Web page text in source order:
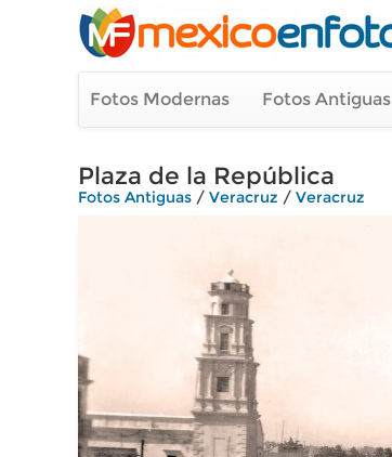
Fotos Modernas Fotos Antiguas
Plaza de la República
Fotos Antiguas / Veracruz / Veracruz